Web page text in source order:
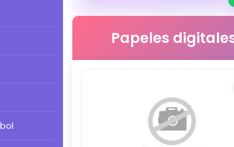
Papeles